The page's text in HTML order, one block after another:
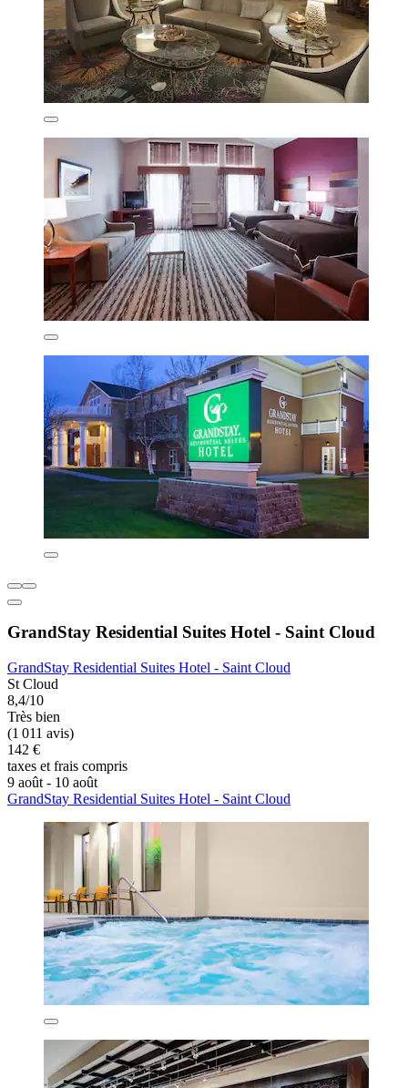
GrandStay Residential Suites Hotel - Saint Cloud
GrandStay Residential Suites Hotel - Saint Cloud
St Cloud
8,4/10
Très bien
(1 011 avis)
142 €
taxes et frais compris
9 août - 10 août
GrandStay Residential Suites Hotel - Saint Cloud